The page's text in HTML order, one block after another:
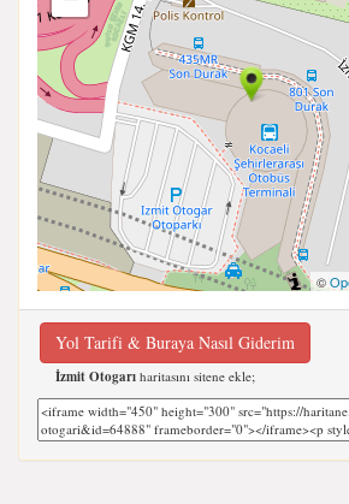
©
Yol Tarifi & Buraya Nasıl Giderim
İzmit Otogarı haritasını sitene ekle;